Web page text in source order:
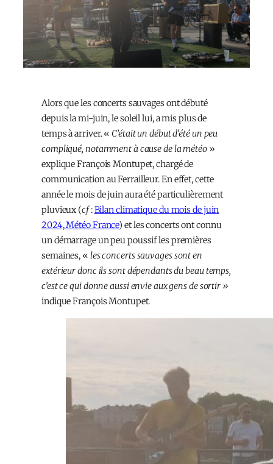
Alors que les concerts sauvages ont débuté
depuis la mi-juin, le soleil lui, a mis plus de
temps à arriver. « C’était un début d’été un peu
compliqué, notamment à cause de la météo »
explique François Montupet, chargé de
communication au Ferrailleur. En effet, cette
année le mois de juin aura été particulièrement
pluvieux (cf:Bilan climatique du mois de juin
2024, Météo France) et les concerts ont connu
un démarrage un peu poussif les premières
semaines, « les concerts sauvages sont en
extérieur donc ils sont dépendants du beau temps,
c’est ce qui donne aussi envie aux gens de sortir »
indique François Montupet.